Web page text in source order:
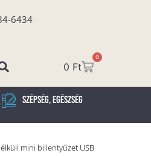
6434
0 Ft
0
Szépség, Egészség
mini billentyűzet USB